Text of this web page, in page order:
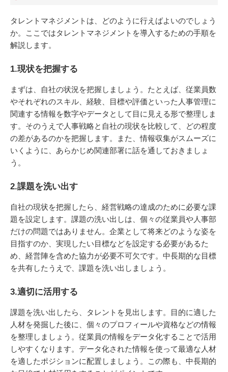
タレントマネジメントは、どのように行えばよいのでしょう
か。ここではタレントマネジメントを導入するための手順を
解説します。
1.現状を把握する
まずは、自社の状況を把握しましょう。たとえば、従業員数
やそれぞれのスキル、経験、目標や評価といった人事管理に
関連する情報を数字やデータとして目に見える形で整理しま
す。そのうえで人事戦略と自社の現状を比較して、どの程度
の差があるのかを把握します。また、情報収集がスムーズに
いくように、あらかじめ関連部署に話を通しておきましょ
う。
2.課題を洗い出す
自社の現状を把握したら、経営戦略の達成のために必要な課
題を設定します。課題の洗い出しは、個々の従業員や人事部
だけの問題ではありません。企業として将来どのような姿を
目指すのか、実現したい目標などを設定する必要があるた
め、経営陣を含めた協力が必要不可欠です。中長期的な目標
を共有したうえで、課題を洗い出しましょう。
3.適切に活用する
課題を洗い出したら、タレントを見出します。目的に適した
人材を発掘した後に、個々のプロフィールや資格などの情報
を整理しましょう。従業員の情報をデータ化することで活用
しやすくなります。データ化された情報を使って最適な人材
を適したポジションに配置しましょう。この際も、中長期的